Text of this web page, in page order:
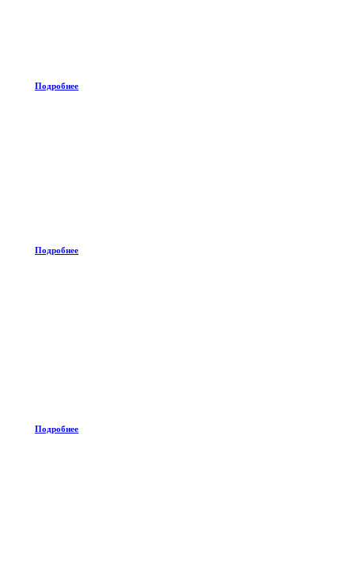
Подробнее
Подробнее
Подробнее